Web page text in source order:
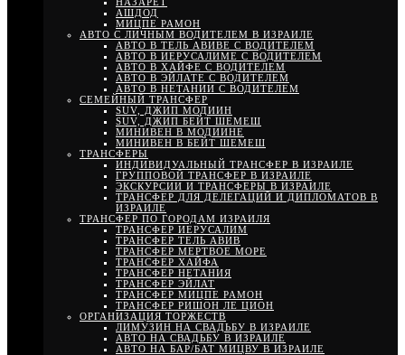
АШДОД
МИЦПЕ РАМОН
АВТО С ЛИЧНЫМ ВОДИТЕЛЕМ В ИЗРАИЛЕ
АВТО В ТЕЛЬ АВИВЕ С ВОДИТЕЛЕМ
АВТО В ИЕРУСАЛИМЕ С ВОДИТЕЛЕМ
АВТО В ХАЙФЕ С ВОДИТЕЛЕМ
АВТО В ЭЙЛАТЕ С ВОДИТЕЛЕМ
АВТО В НЕТАНИИ С ВОДИТЕЛЕМ
СЕМЕЙНЫЙ ТРАНСФЕР
SUV, ДЖИП МОДИИН
SUV, ДЖИП БЕЙТ ШЕМЕШ
МИНИВЕН В МОДИИНЕ
МИНИВЕН В БЕЙТ ШЕМЕШ
ТРАНСФЕРЫ
ИНДИВИДУАЛЬНЫЙ ТРАНСФЕР В ИЗРАИЛЕ
ГРУППОВОЙ ТРАНСФЕР В ИЗРАИЛЕ
ЭКСКУРСИИ И ТРАНСФЕРЫ В ИЗРАИЛЕ
ТРАНСФЕР ДЛЯ ДЕЛЕГАЦИЙ И ДИПЛОМАТОВ В
ИЗРАИЛЕ
ТРАНСФЕР ПО ГОРОДАМ ИЗРАИЛЯ
ТРАНСФЕР ИЕРУСАЛИМ
ТРАНСФЕР ТЕЛЬ АВИВ
ТРАНСФЕР МЕРТВОЕ МОРЕ
ТРАНСФЕР ХАЙФА
ТРАНСФЕР НЕТАНИЯ
ТРАНСФЕР ЭЙЛАТ
ТРАНСФЕР МИЦПЕ РАМОН
ТРАНСФЕР РИШОН ЛЕ ЦИОН
ОРГАНИЗАЦИЯ ТОРЖЕСТВ
ЛИМУЗИН НА СВАДЬБУ В ИЗРАИЛЕ
АВТО НА СВАДЬБУ В ИЗРАИЛЕ
АВТО НА БАР/БАТ МИЦВУ В ИЗРАИЛЕ